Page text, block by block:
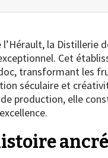
la Distillerie
Cet
transformant les
séculaire et
production, elle